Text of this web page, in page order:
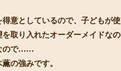
意としているので、子どもが
取り入れたオーダーメイドな
ので……
の強みです。